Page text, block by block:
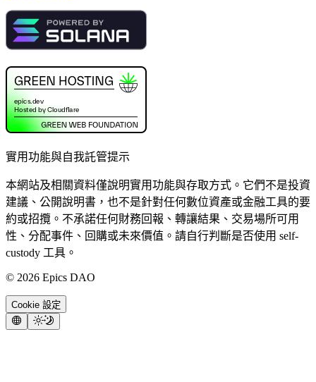
實用功能與自我託管提示
本網站及相關資料僅說明實用功能與存取方式。它們不是投資
建議、公開說明書，也不是針對任何數位資產或金融工具的要
約或招攬。不承諾任何財務回報、轉讓結果、交易場所可用
性、分配事件、回購或未來價值。請自行判斷是否使用 self-
custody 工具。
© 2026 Epics DAO
Cookie 設定